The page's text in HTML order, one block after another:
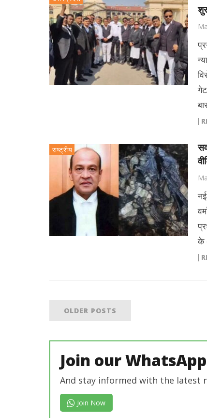
राष्ट्रीय
के
OLDER POSTS
Join our
And stay informed with the latest
Join Now